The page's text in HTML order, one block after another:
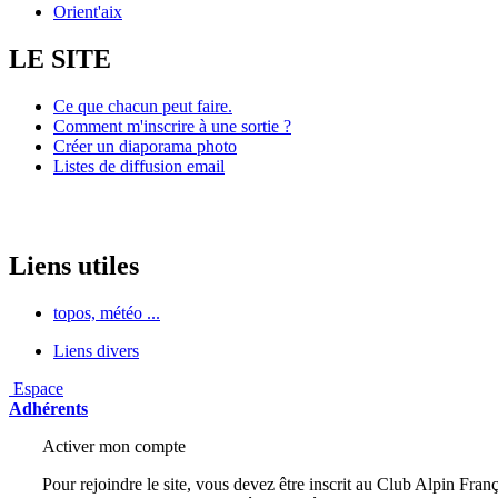
Orient'aix
LE SITE
Ce que chacun peut faire.
Comment m'inscrire à une sortie ?
Créer un diaporama photo
Listes de diffusion email
Liens utiles
topos, météo ...
Liens divers
Espace
Adhérents
Activer mon compte
Pour rejoindre le site, vous devez être inscrit au Club Alpin